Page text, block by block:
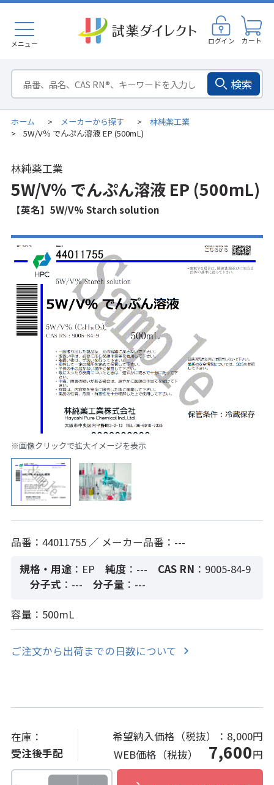
メニュー ログイン カート
検索
ホーム > メーカーから探す > 林純薬工業
> 5W/V％ でんぷん溶液 EP (500mL)
林純薬工業
5W/V％ でんぷん溶液 EP (500mL)
【英名】5W/V% Starch solution
※画像クリックで拡大イメージを表示
品番：44011755 ／ メーカー品番：---
規格・用途 ：EP 純度：--- CAS RN ：9005-84-9
分子式 ：--- 分子量 ：---
容量：500mL
ご注文から出荷までの日数について
在庫：
受注後手配
希望納入価格（税抜）： 8,000円
WEB価格（税抜） 7,600円